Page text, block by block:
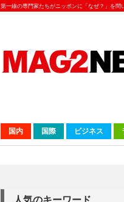
第一線の専門家たちがニッポンに「なぜ？」を問
国内 国際 ビジネス
人気のキーワード